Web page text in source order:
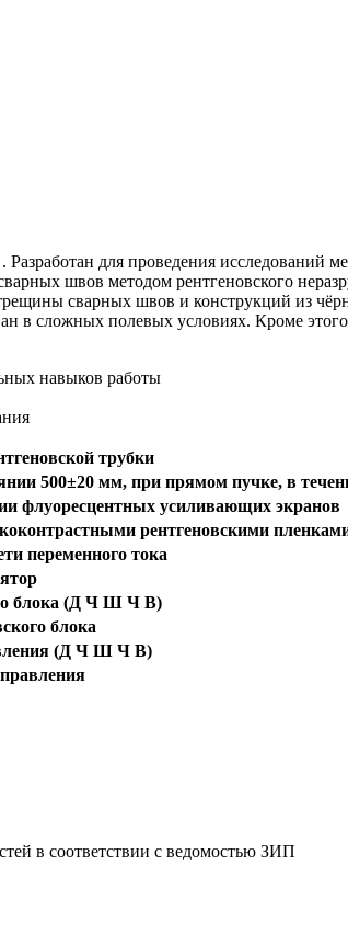
для проведения исследований
швов методом рентгеновского
сварных швов и конструкций из
в сложных полевых условиях. Кроме
навыков работы
трубки
500±20 мм, при прямом пучке, в
флуоресцентных усиливающих экранов
рентгеновскими
переменного тока
блока (Д Ч Ш Ч В)
блока
(Д Ч Ш Ч В)
в соответствии с ведомостью ЗИП